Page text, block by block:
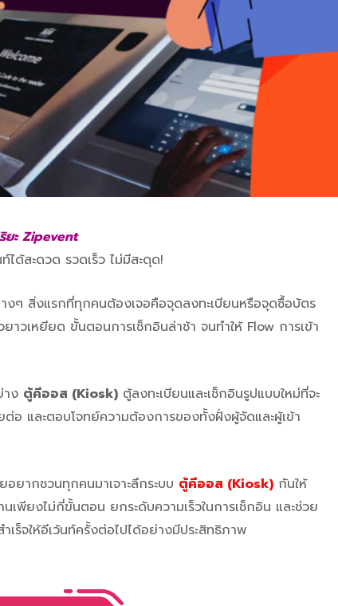
ะ Zipevent
ได้สะดวด รวดเร็ว ไม่มีสะดุด!
งๆ สิ่งแรกที่ทุกคนต้องเจอคือจุดลงทะเบียนหรือจุดซื้อบัตร
เหยียด ขั้นตอนการเช็กอินล่าช้า จนทำให้ Flow การเข้า
าง ตู้คีออส (Kiosk) ตู้ลงทะเบียนและเช็กอินรูปแบบใหม่ที่จะ
อ และตอบโจทย์ความต้องการของทั้งฝั่งผู้จัดและผู้เข้า
ยากชวนทุกคนมาเจาะลึกระบบ ตู้คีออส (Kiosk) กันให้
เพียงไม่กี่ขั้นตอน ยกระดับความเร็วในการเช็กอิน และช่วย
ร็จให้อีเว้นท์ครั้งต่อไปได้อย่างมีประสิทธิภาพ